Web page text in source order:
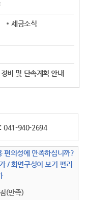
세금소식
비 및 단속계획 안내
041-940-2694
편의성에 만족하십니까?
/ 화면구성이 보기 편리
(만족)